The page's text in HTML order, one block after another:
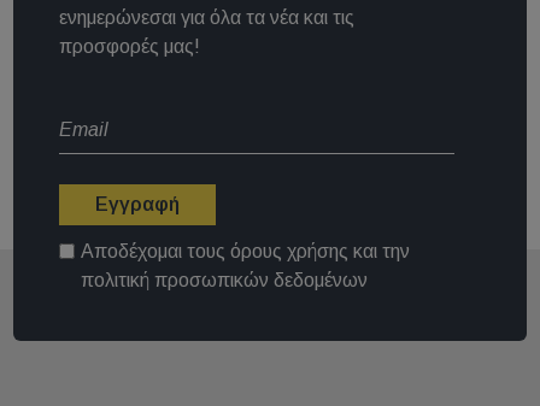
ενημερώνεσαι για όλα τα νέα και τις
προσφορές μας!
Εγγραφή
Αποδέχομαι τους όρους χρήσης και την
πολιτική προσωπικών δεδομένων